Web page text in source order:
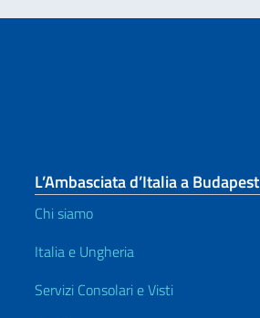
L’Ambasciata d’Italia a Budapest
Chi siamo
Italia e Ungheria
Servizi Consolari e Visti